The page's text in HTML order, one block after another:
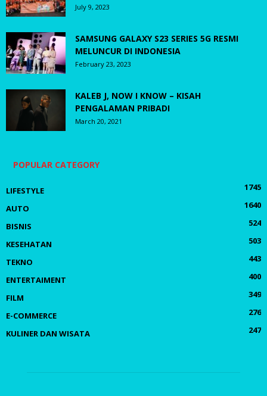
July 9, 2023
SAMSUNG GALAXY S23 SERIES 5G RESMI
MELUNCUR DI INDONESIA
February 23, 2023
KALEB J, NOW I KNOW – KISAH
PENGALAMAN PRIBADI
March 20, 2021
POPULAR CATEGORY
LIFESTYLE
1745
AUTO
1640
BISNIS
524
KESEHATAN
503
TEKNO
443
ENTERTAIMENT
400
FILM
349
E-COMMERCE
276
KULINER DAN WISATA
247